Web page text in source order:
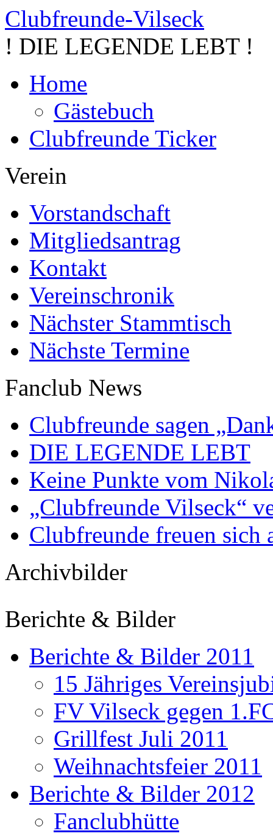
Clubfreunde-Vilseck
! DIE LEGENDE LEBT !
Home
Gästebuch
Clubfreunde Ticker
Verein
Vorstandschaft
Mitgliedsantrag
Kontakt
Vereinschronik
Nächster Stammtisch
Nächste Termine
Fanclub News
Clubfreunde sagen
DIE LEGENDE LEBT
Keine Punkte vom
„Clubfreunde Vilseck“
Clubfreunde freuen sich
Archivbilder
Berichte & Bilder
Berichte & Bilder 2011
15 Jähriges
FV Vilseck gegen
Grillfest Juli 2011
Weihnachtsfeier 2011
Berichte & Bilder 2012
Fanclubhütte